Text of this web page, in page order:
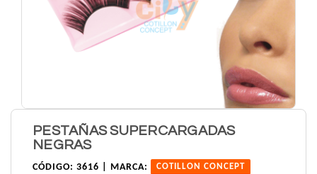
PESTAÑAS SUPERCARGADAS
NEGRAS
CÓDIGO: 3616 | MARCA: COTILLON CONCEPT